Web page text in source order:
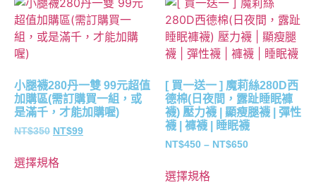
小腿襪280丹一雙 99元超值
加購區(需訂購買一組，或
是滿千，才能加購喔)
NT$350 NT$99
選擇規格
[ 買一送一 ] 魔莉絲280D西
德棉(日夜間，露趾睡眠褲
襪) 壓力襪 | 顯瘦腿襪 | 彈性
襪 | 褲襪 | 睡眠襪
NT$450 – NT$650
選擇規格